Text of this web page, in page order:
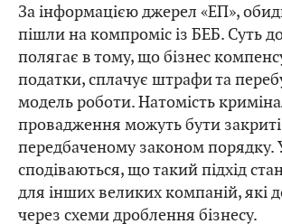
За інформацією джерел «ЕП»,
пішли на компроміс із БЕБ. Суть
полягає в тому, що бізнес
податки, сплачує штрафи та
модель роботи. Натомість
провадження можуть бути
передбаченому законом порядку.
сподіваються, що такий підхід
для інших великих компаній, які
через схеми дроблення бізнесу.